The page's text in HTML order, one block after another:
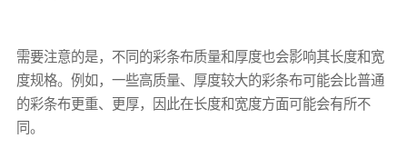
需要注意的是，不同的彩条布质量和厚度也会影响其长度和宽
度规格。例如，一些高质量、厚度较大的彩条布可能会比普通
的彩条布更重、更厚，因此在长度和宽度方面可能会有所不
同。